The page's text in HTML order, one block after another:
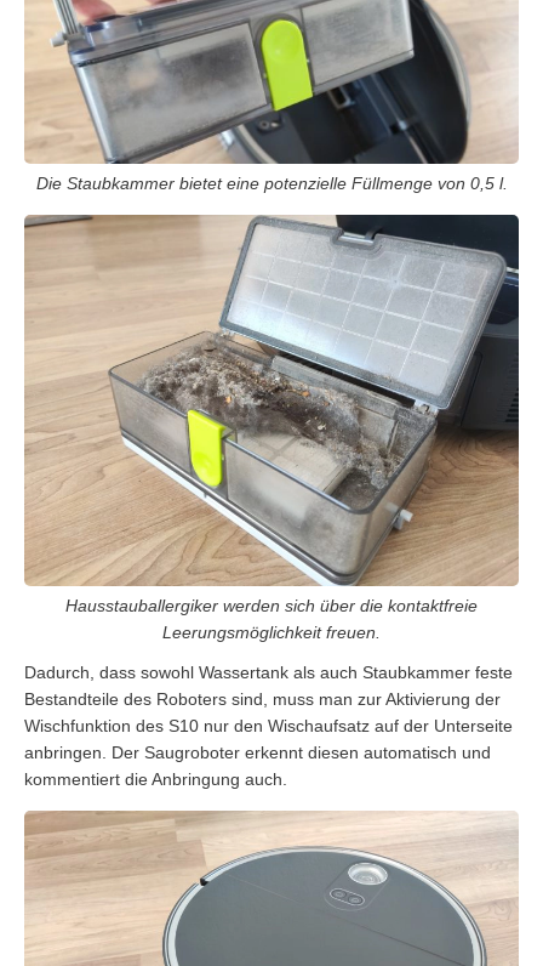
Die Staubkammer bietet eine potenzielle Füllmenge von 0,5 l.
Hausstauballergiker werden sich über die kontaktfreie
Leerungsmöglichkeit freuen.
Dadurch, dass sowohl Wassertank als auch Staubkammer feste
Bestandteile des Roboters sind, muss man zur Aktivierung der
Wischfunktion des S10 nur den Wischaufsatz auf der Unterseite
anbringen. Der Saugroboter erkennt diesen automatisch und
kommentiert die Anbringung auch.